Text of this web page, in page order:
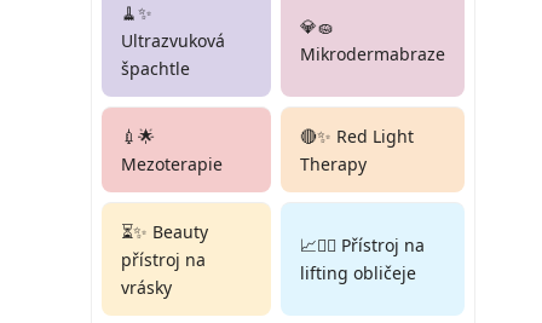
🧹✨
Ultrazvuková
špachtle
💎🧽
Mikrodermabraze
💉🌟
Mezoterapie
🔴✨ Red Light
Therapy
⏳✨ Beauty
přístroj na
vrásky
📈💆‍♀️ Přístroj na
lifting obličeje